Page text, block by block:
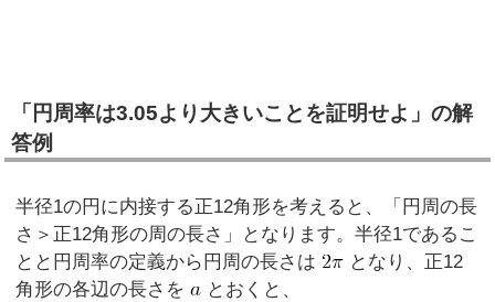
「円周率は3.05より大きいことを証明せよ」の解
答例
半径1の円に内接する正12角形を考えると、「円周の長
さ＞正12角形の周の長さ」となります。半径1であるこ
とと円周率の定義から円周の長さは
となり、正12
角形の各辺の長さを
とおくと、